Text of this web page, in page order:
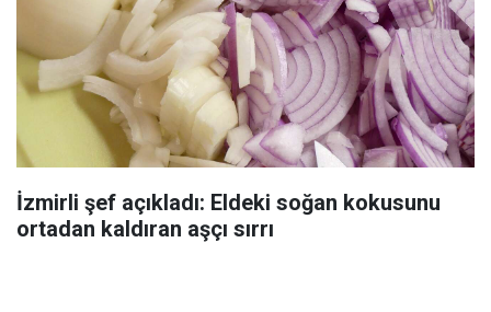
İzmirli şef açıkladı: Eldeki soğan kokusunu
ortadan kaldıran aşçı sırrı